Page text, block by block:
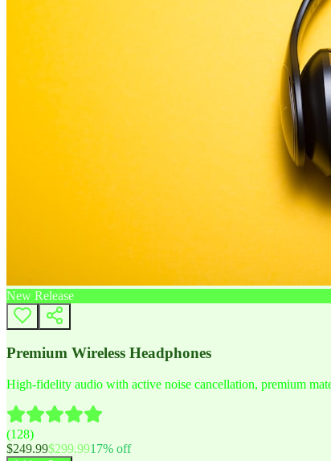
New Release
Premium Wireless Headphones
High-fidelity audio with active noise cancellation, premium
(128)
$249.99$299.9917% off